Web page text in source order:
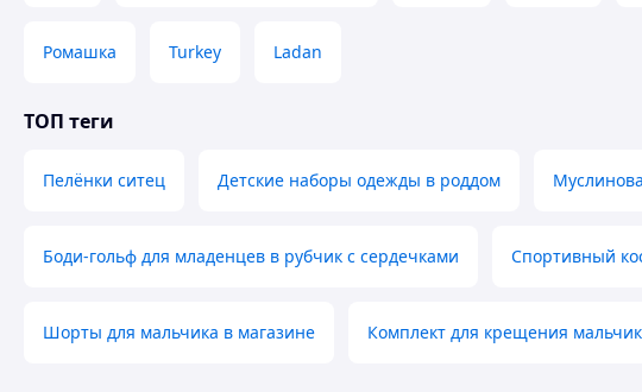
Ромашка Turkey Ladan
ТОП теги
Пелёнки ситец Детские наборы одежды в роддом
Боди-гольф для младенцев в рубчик с сердечками Спортивный
Шорты для мальчика в магазине Комплект для крещения